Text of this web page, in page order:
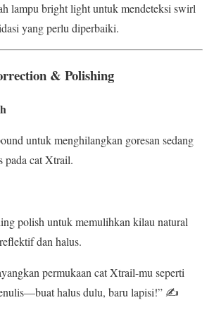
lampu bright light untuk mendeteksi swirl
yang perlu diperbaiki.
& Polishing
untuk menghilangkan goresan sedang
pada cat Xtrail.
polish untuk memulihkan kilau natural
dan halus.
permukaan cat Xtrail-mu seperti
halus dulu, baru lapisi!” ✍️